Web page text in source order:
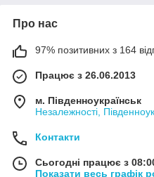
Про нас
97% позитивних з 164
Працює з 26.06.2013
м. Південноукраїнськ
Незалежності,
Контакти
Сьогодні працює з
Показати весь графік